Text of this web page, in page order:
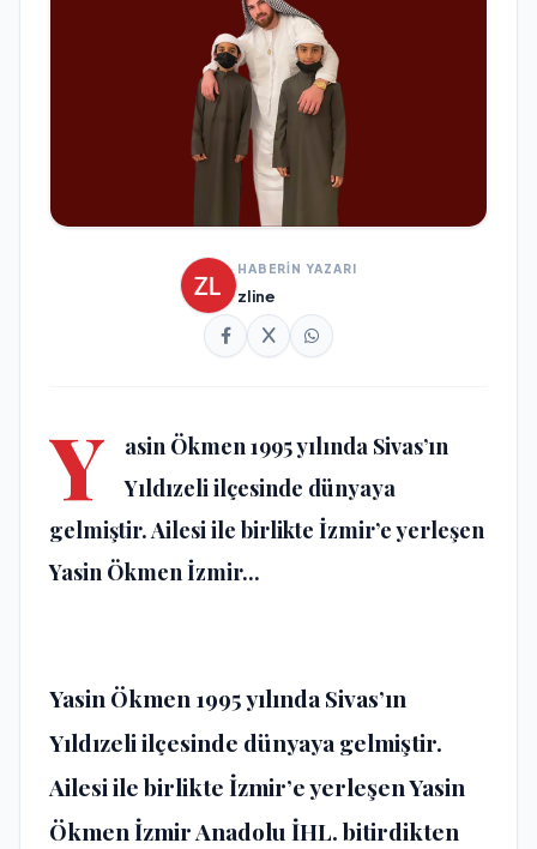
HABERİN YAZARI
zline
Y
asin Ökmen 1995 yılında Sivas’ın
Yıldızeli ilçesinde dünyaya
gelmiştir. Ailesi ile birlikte İzmir’e yerleşen
Yasin Ökmen İzmir...
Yasin Ökmen 1995 yılında Sivas’ın
Yıldızeli ilçesinde dünyaya gelmiştir.
Ailesi ile birlikte İzmir’e yerleşen Yasin
Ökmen İzmir Anadolu İHL. bitirdikten